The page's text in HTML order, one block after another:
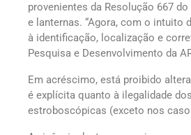
provenientes da Resolução 667
e lanternas. “Agora, com o intuito
à identificação, localização e
Pesquisa e Desenvolvimento da
Em acréscimo, está proibido
é explícita quanto à ilegalidade
estroboscópicas (exceto nos